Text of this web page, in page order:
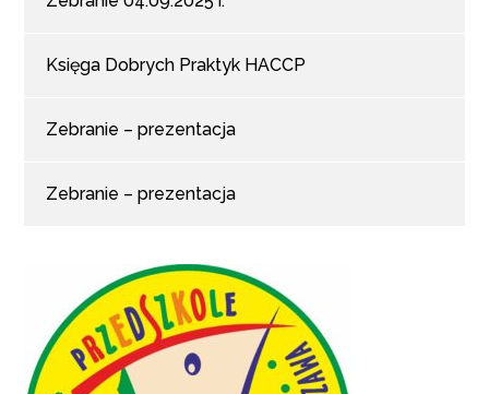
Księga Dobrych Praktyk HACCP
Zebranie – prezentacja
Zebranie – prezentacja